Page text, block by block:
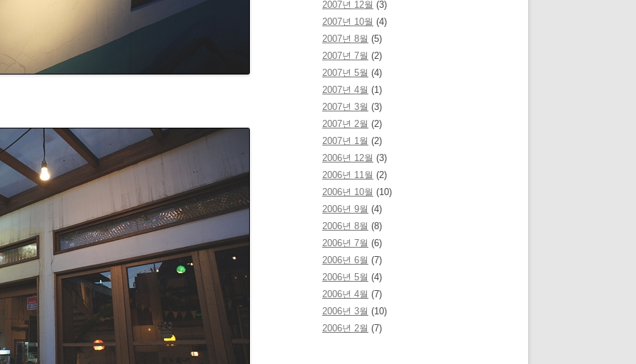
2007년 12월 (3)
2007년 10월 (4)
2007년 8월 (5)
2007년 7월 (2)
2007년 5월 (4)
2007년 4월 (1)
2007년 3월 (3)
2007년 2월 (2)
2007년 1월 (2)
2006년 12월 (3)
2006년 11월 (2)
2006년 10월 (10)
2006년 9월 (4)
2006년 8월 (8)
2006년 7월 (6)
2006년 6월 (7)
2006년 5월 (4)
2006년 4월 (7)
2006년 3월 (10)
2006년 2월 (7)